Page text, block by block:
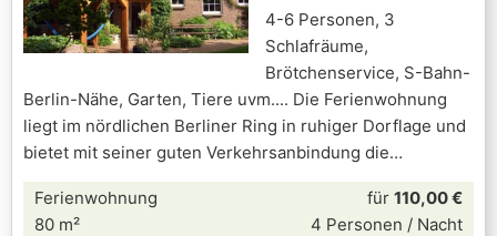
4-6 Personen, 3
Schlafräume,
Brötchenservice, S-Bahn-
Berlin-Nähe, Garten, Tiere uvm.... Die Ferienwohnung
liegt im nördlichen Berliner Ring in ruhiger Dorflage und
bietet mit seiner guten Verkehrsanbindung die
Ferienwohnung
80 m²
für 110,00 €
4 Personen / Nacht